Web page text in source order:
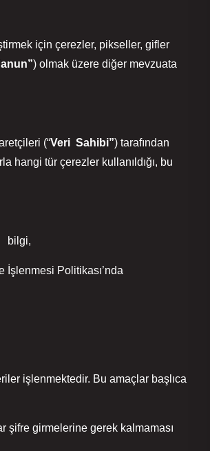
için çerezler, pikseller, gifler
) olmak üzere diğer mevzuata
(“Veri Sahibi”) tarafından
hangi tür çerezler kullanıldığı, bu
bilgi,
Politikası’nda
işlenmektedir. Bu amaçlar başlıca
şifre girmelerine gerek kalmaması